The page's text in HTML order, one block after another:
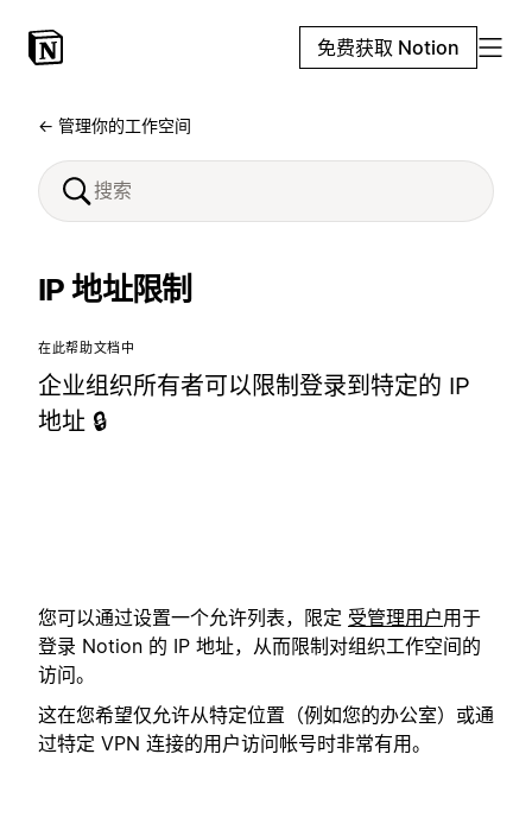
免费获取 Notion
← 管理你的工作空间
IP 地址限制
在此帮助文档中
企业组织所有者可以限制登录到特定的 IP
地址 🔒
您可以通过设置一个允许列表，限定 受管理用户用于
登录 Notion 的 IP 地址，从而限制对组织工作空间的
访问。
这在您希望仅允许从特定位置（例如您的办公室）或通
过特定 VPN 连接的用户访问帐号时非常有用。